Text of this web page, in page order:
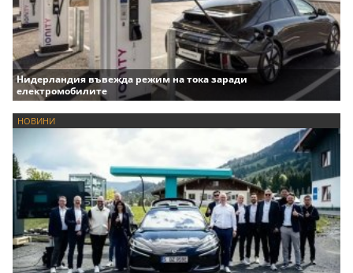
Нидерландия въвежда режим на тока заради
електромобилите
НОВИНИ